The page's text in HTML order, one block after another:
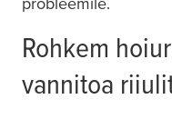
Rohkem
vannitoa